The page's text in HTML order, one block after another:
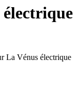
électrique
La Vénus électrique